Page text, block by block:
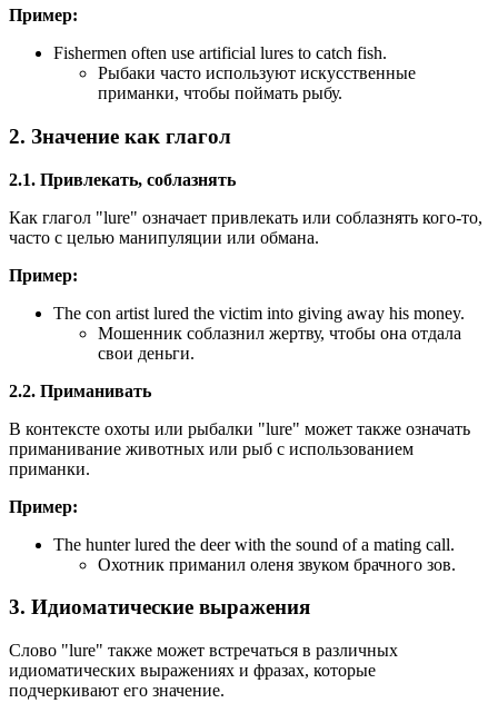
Пример:
Fishermen often use artificial lures to catch fish.
Рыбаки часто используют искусственные
приманки, чтобы поймать рыбу.
2. Значение как глагол
2.1. Привлекать, соблазнять
Как глагол "lure" означает привлекать или соблазнять кого-то,
часто с целью манипуляции или обмана.
Пример:
The con artist lured the victim into giving away his money.
Мошенник соблазнил жертву, чтобы она отдала
свои деньги.
2.2. Приманивать
В контексте охоты или рыбалки "lure" может также означать
приманивание животных или рыб с использованием
приманки.
Пример:
The hunter lured the deer with the sound of a mating call.
Охотник приманил оленя звуком брачного зов.
3. Идиоматические выражения
Слово "lure" также может встречаться в различных
идиоматических выражениях и фразах, которые
подчеркивают его значение.